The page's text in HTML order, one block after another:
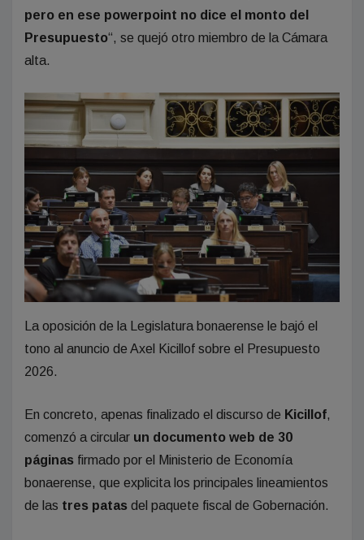
pero en ese powerpoint no dice el monto del
Presupuesto“, se quejó otro miembro de la Cámara
alta.
La oposición de la Legislatura bonaerense le bajó el
tono al anuncio de Axel Kicillof sobre el Presupuesto
2026.
En concreto, apenas finalizado el discurso de Kicillof,
comenzó a circular un documento web de 30
páginas firmado por el Ministerio de Economía
bonaerense, que explicita los principales lineamientos
de las tres patas del paquete fiscal de Gobernación.